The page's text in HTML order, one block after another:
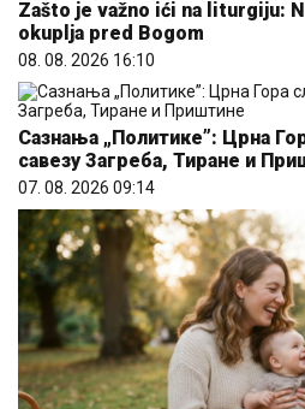
Zašto je važno ići na liturgiju:
okuplja pred Bogom
08. 08. 2026 16:10
Сазнања „Политике”: Црна
савезу Загреба, Тиране и
07. 08. 2026 09:14